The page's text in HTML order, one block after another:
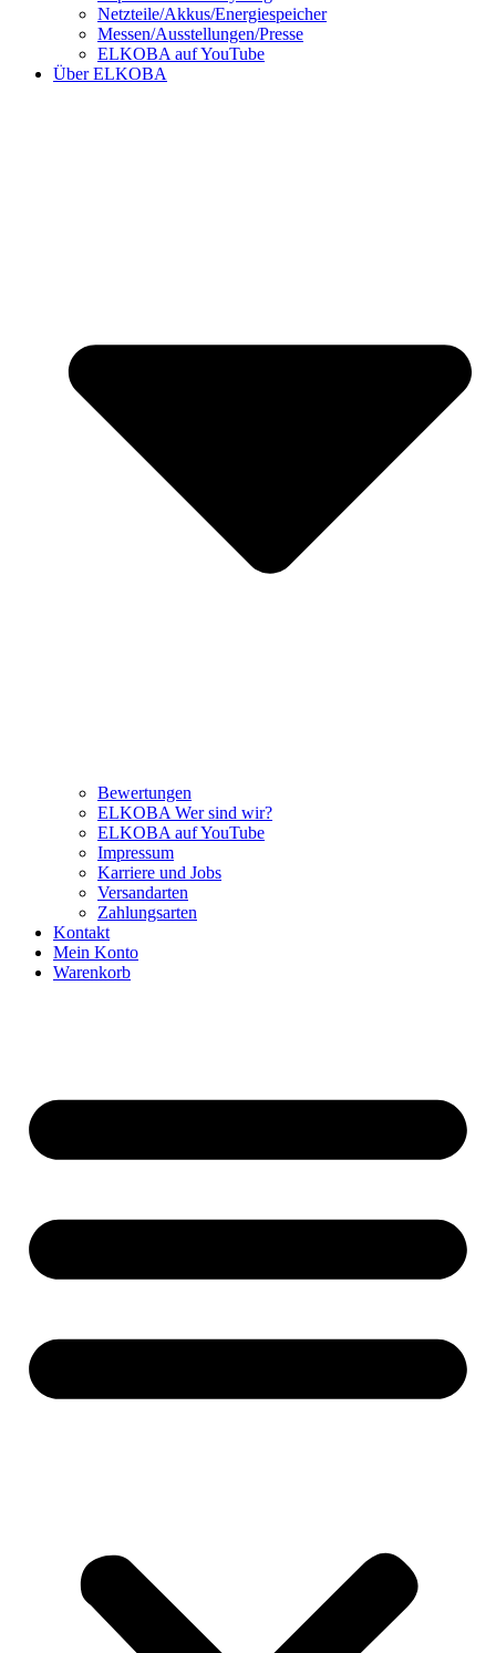
Netzteile/Akkus/Energiespeicher
Messen/Ausstellungen/Presse
ELKOBA auf YouTube
Über ELKOBA
Bewertungen
ELKOBA Wer sind wir?
ELKOBA auf YouTube
Impressum
Karriere und Jobs
Versandarten
Zahlungsarten
Kontakt
Mein Konto
Warenkorb